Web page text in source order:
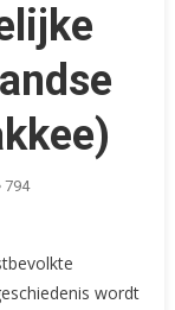
794
wordt